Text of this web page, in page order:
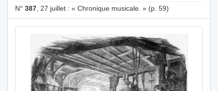
N° 387 , 27 juillet : « Chronique musicale. » (p. 59)